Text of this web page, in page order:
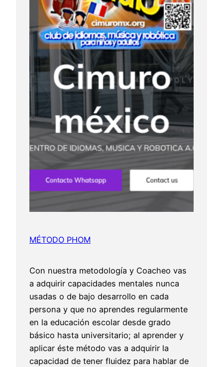
MÉTODO PHOM
Con nuestra metodología y Coacheo vas
a adquirir capacidades mentales nunca
usadas o de bajo desarrollo en cada
persona y que no aprendes regularmente
en la educación escolar desde grado
básico hasta universitario; al aprender y
aplicar éste método vas a adquirir la
capacidad de tener fluidez para hablar de